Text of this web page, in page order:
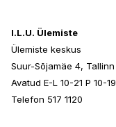
I.L.U. Ülemiste
Ülemiste keskus
Suur-Sõjamäe 4, Tallinn
Avatud E-L 10-21 P 10-19
Telefon 517 1120